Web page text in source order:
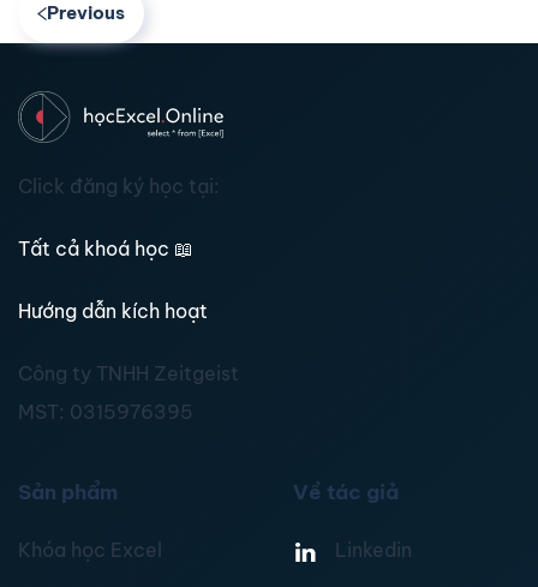
Previous
Click đăng ký học tại:
Tất cả khoá học 📖
Hướng dẫn kích hoạt
Công ty TNHH Zeitgeist
MST: 0315976395
Sản phẩm
Khóa học Excel
Về tác giả
Linkedin